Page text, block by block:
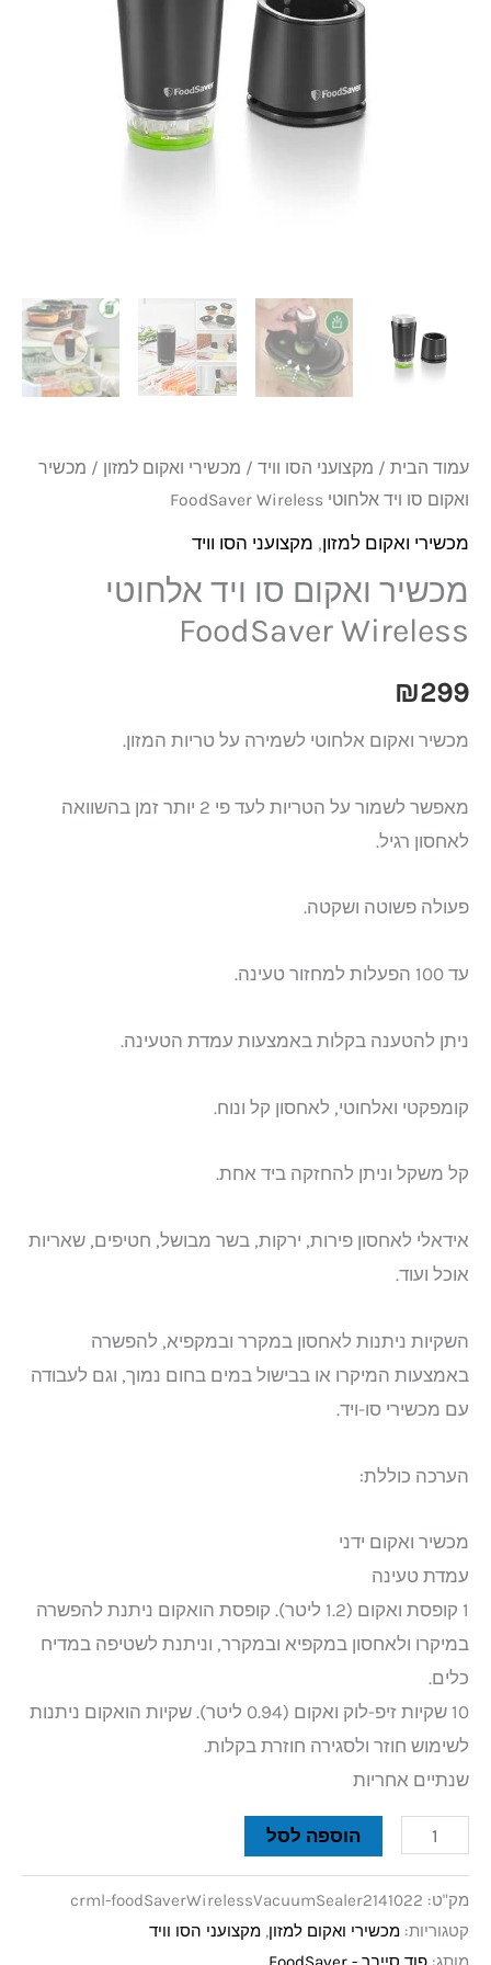
עמוד הבית / מקצועני הסו וויד / מכשירי ואקום למזון / מכשיר
ואקום סו ויד אלחוטי FoodSaver Wireless
מכשירי ואקום למזון, מקצועני הסו וויד
מכשיר ואקום סו ויד אלחוטי
FoodSaver Wireless
₪299
מכשיר ואקום אלחוטי לשמירה על טריות המזון.
מאפשר לשמור על הטריות לעד פי 2 יותר זמן בהשוואה
לאחסון רגיל.
פעולה פשוטה ושקטה.
עד 100 הפעלות למחזור טעינה.
ניתן להטענה בקלות באמצעות עמדת הטעינה.
קומפקטי ואלחוטי, לאחסון קל ונוח.
קל משקל וניתן להחזקה ביד אחת.
אידאלי לאחסון פירות, ירקות, בשר מבושל, חטיפים, שאריות
אוכל ועוד.
השקיות ניתנות לאחסון במקרר ובמקפיא, להפשרה
באמצעות המיקרו או בבישול במים בחום נמוך, וגם לעבודה
עם מכשירי סו-ויד.
הערכה כוללת:
מכשיר ואקום ידני
עמדת טעינה
1 קופסת ואקום (1.2 ליטר). קופסת הואקום ניתנת להפשרה
במיקרו ולאחסון במקפיא ובמקרר, וניתנת לשטיפה במדיח
כלים.
10 שקיות זיפ-לוק ואקום (0.94 ליטר). שקיות הואקום ניתנות
לשימוש חוזר ולסגירה חוזרת בקלות.
שנתיים אחריות
הוספה לסל
מק"ט: crml-foodSaverWirelessVacuumSealer2141022
קטגוריות: מכשירי ואקום למזון, מקצועני הסו וויד